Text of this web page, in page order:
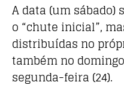
A data (um sábado)
o “chute inicial”,
distribuídas no
também no
segunda-feira (24).